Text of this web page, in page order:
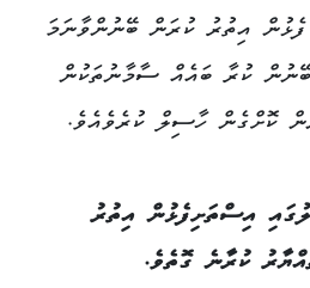
އިތުރު ކުރަން ބޭނުންވާނަމަ
ކުރާ ބައެއް ސާމާނުތަކުން
ކޮށްގެން ހާސިލް ކުރެވެއެވެ.
އިސްތަށިފެޅުން އިތުރު
ކުރާނެ ގޮތެވެ.